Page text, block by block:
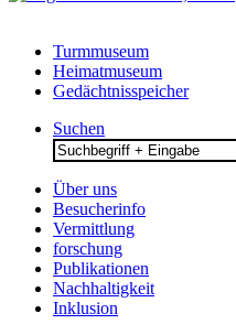
Turmmuseum
Heimatmuseum
Gedächtnisspeicher
Suchen
Search
for:
Über uns
Besucherinfo
Vermittlung
forschung
Publikationen
Nachhaltigkeit
Inklusion